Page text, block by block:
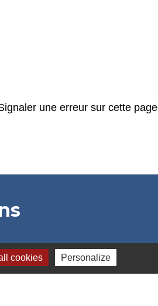
une erreur sur cette page
Départemental du Tarn
cookies Personalize